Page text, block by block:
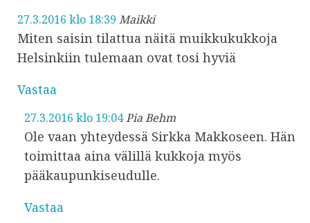
27.3.2016 klo 18:39 Maikki
Miten saisin tilattua näitä muikkukukkoja
Helsinkiin tulemaan ovat tosi hyviä
Vastaa
27.3.2016 klo 19:04Pia Behm
Ole vaan yhteydessä Sirkka Makkoseen. Hän
toimittaa aina välillä kukkoja myös
pääkaupunkiseudulle.
Vastaa